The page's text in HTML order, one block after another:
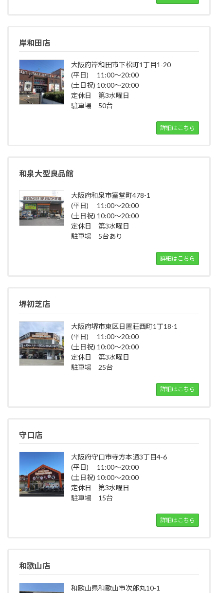
岸和田店
大阪府岸和田市下松町1丁目1-20
(平日) 11:00～20:00
(土日祝) 10:00～20:00
定休日 第3水曜日
駐車場 50台
詳細はこちら
和泉大型良品館
大阪府和泉市室堂町478-1
(平日) 11:00～20:00
(土日祝) 10:00～20:00
定休日 第3水曜日
駐車場 5台あり
詳細はこちら
堺初芝店
大阪府堺市東区日置荘西町1丁18-1
(平日) 11:00～20:00
(土日祝) 10:00～20:00
定休日 第3水曜日
駐車場 25台
詳細はこちら
守口店
大阪府守口市寺方本通3丁目4-6
(平日) 11:00～20:00
(土日祝) 10:00～20:00
定休日 第3水曜日
駐車場 15台
詳細はこちら
和歌山店
和歌山県和歌山市次郎丸10-1